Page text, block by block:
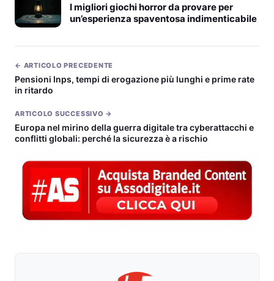
I migliori giochi horror da provare per
un’esperienza spaventosa indimenticabile
← ARTICOLO PRECEDENTE
Pensioni Inps, tempi di erogazione più lunghi e prime rate
in ritardo
ARTICOLO SUCCESSIVO →
Europa nel mirino della guerra digitale tra cyberattacchi e
conflitti globali: perché la sicurezza è a rischio